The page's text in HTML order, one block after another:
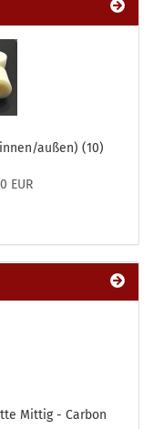
außen) (10)
EUR
Mittig - Carbon